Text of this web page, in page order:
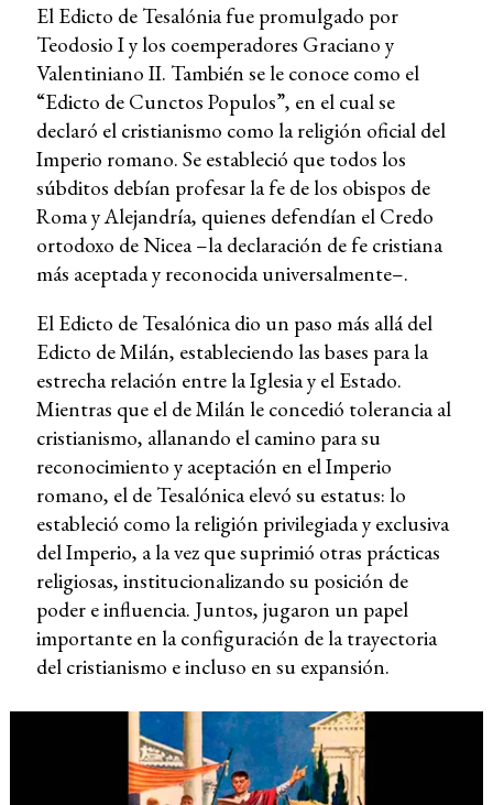
El Edicto de Tesalónia fue promulgado por
Teodosio I y los coemperadores Graciano y
Valentiniano II. También se le conoce como el
“Edicto de Cunctos Populos”, en el cual se
declaró el cristianismo como la religión oficial del
Imperio romano. Se estableció que todos los
súbditos debían profesar la fe de los obispos de
Roma y Alejandría, quienes defendían el Credo
ortodoxo de Nicea –la declaración de fe cristiana
más aceptada y reconocida universalmente–.
El Edicto de Tesalónica dio un paso más allá del
Edicto de Milán, estableciendo las bases para la
estrecha relación entre la Iglesia y el Estado.
Mientras que el de Milán le concedió tolerancia al
cristianismo, allanando el camino para su
reconocimiento y aceptación en el Imperio
romano, el de Tesalónica elevó su estatus: lo
estableció como la religión privilegiada y exclusiva
del Imperio, a la vez que suprimió otras prácticas
religiosas, institucionalizando su posición de
poder e influencia. Juntos, jugaron un papel
importante en la configuración de la trayectoria
del cristianismo e incluso en su expansión.